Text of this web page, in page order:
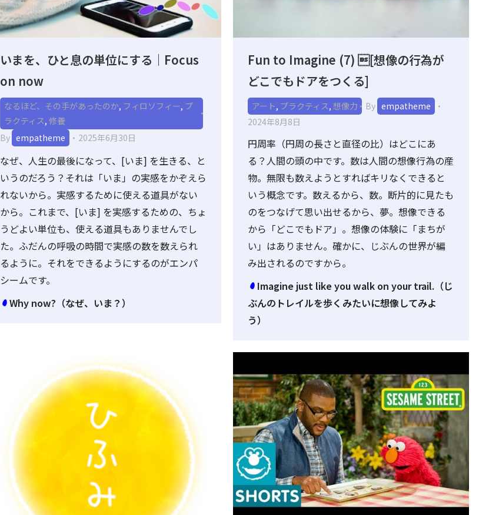
いまを、ひと息の単位にする｜Focus
on now
なるほど、その手があったのか, フィロソフィー, プ
ラクティス, 修養
By empatheme 2025年6月30日
なぜ、人生の最後になって、[いま] を生きる、と
いうのだろう？それは「いま」の実感をかぞえら
れないから。実感するために使える道具がない
から。これまで、[いま] を実感するための、ちょ
うどよい単位も、使える道具もありませんでし
た。ふだんの呼吸の時間で実感の数を数えられ
るように。それをできるようにするのがエンパ
シームです。
Why now?（なぜ、いま？）
Fun to Imagine (7) [想像の行為が
どこでもドアをつくる]
アート, プラクティス, 想像力 By empatheme
2024年8月8日
円周率（円周の長さと直径の比）はどこにあ
る？人間の頭の中です。数は人間の想像行為の産
物。無限も数えようとすればキリなくできると
いう概念です。数えるから、数。断片的に見たも
のをつなげて思い出せるから、夢。想像できる
から「どこでもドア」。想像の体験に「まちが
い」はありません。確かに、じぶんの世界が編
み出されるのですから。
Imagine just like you walk on your trail.（じ
ぶんのトレイルを歩くみたいに想像してみよ
う）